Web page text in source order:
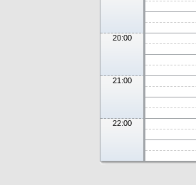
20:00
21:00
22:00